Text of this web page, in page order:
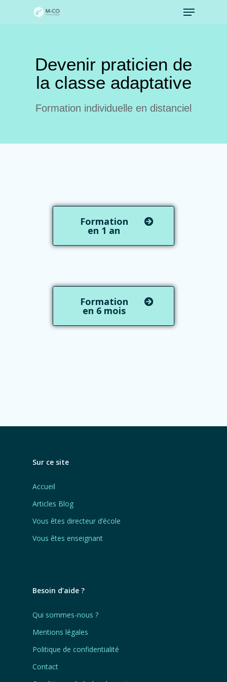
Devenir praticien de
la classe adaptative
Formation individuelle en distanciel
Formation
en 1 an
Formation
en 6 mois
Sur ce site
Accueil
Articles Blog
Vous êtes directeur d’école
Vous êtes enseignant
Besoin d’aide ?
Qui sommes-nous ?
Mentions légales
Politique de confidentialité
Contact